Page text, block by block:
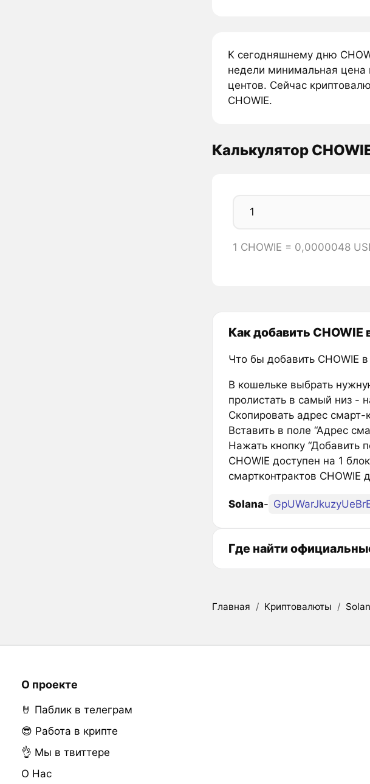
К сегодняшнему дню
недели минимальная цена
центов. Сейчас
CHOWIE.
Калькулятор
1 CHOWIE = 0,0000048
Как добавить CHOWIE
Что бы добавить CHOWIE
В кошельке выбрать
пролистать в самый низ -
Скопировать адрес смарт-
Вставить в поле “Адрес
Нажать кнопку “Добавить
CHOWIE доступен на 1
смартконтрактов
Solana-
Где найти
Главная / Криптовалюты /
О проекте
🤘 Паблик в телеграм
😎 Работа в крипте
👌 Мы в твиттере
О Нас